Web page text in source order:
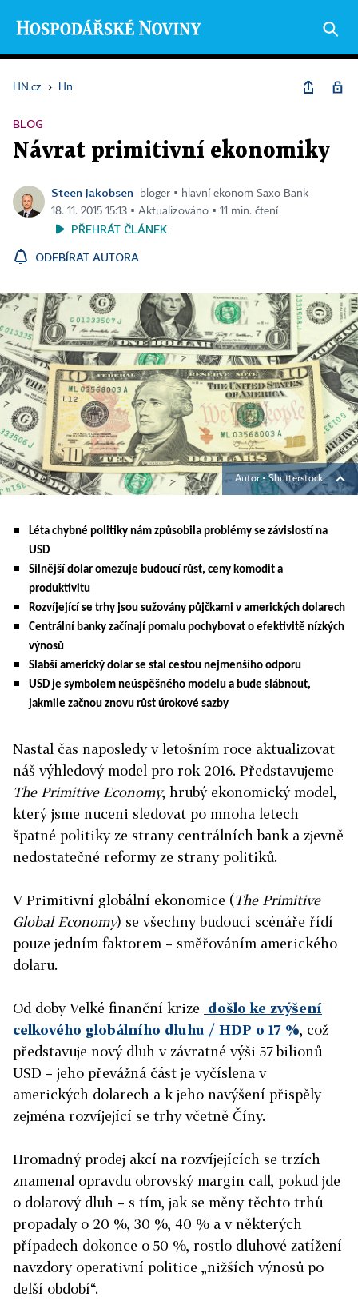
HN.cz › Hn
BLOG
Návrat primitivní ekonomiky
Steen Jakobsen
bloger ▪ hlavní ekonom Saxo Bank
18. 11. 2015 15:13 ▪ Aktualizováno ▪ 11 min. čtení
PŘEHRÁT ČLÁNEK
ODEBÍRAT AUTORA
Autor ▪Shutterstock
Léta chybné politiky nám způsobila problémy se závislostí na
USD
Silnější dolar omezuje budoucí růst, ceny komodit a
produktivitu
Rozvíjející se trhy jsou sužovány půjčkami v amerických dolarech
Centrální banky začínají pomalu pochybovat o efektivitě nízkých
výnosů
Slabší americký dolar se stal cestou nejmenšího odporu
USD je symbolem neúspěšného modelu a bude slábnout,
jakmile začnou znovu růst úrokové sazby
Nastal čas naposledy v letošním roce aktualizovat
náš výhledový model pro rok 2016. Představujeme
The Primitive Economy, hrubý ekonomický model,
který jsme nuceni sledovat po mnoha letech
špatné politiky ze strany centrálních bank a zjevně
nedostatečné reformy ze strany politiků.
V Primitivní globální ekonomice (The Primitive
Global Economy) se všechny budoucí scénáře řídí
pouze jedním faktorem – směřováním amerického
dolaru.
Od doby Velké finanční krize došlo ke zvýšení
celkového globálního dluhu / HDP o 17 %, což
představuje nový dluh v závratné výši 57 bilionů
USD – jeho převážná část je vyčíslena v
amerických dolarech a k jeho navýšení přispěly
zejména rozvíjející se trhy včetně Číny.
Hromadný prodej akcí na rozvíjejících se trzích
znamenal opravdu obrovský margin call, pokud jde
o dolarový dluh – s tím, jak se měny těchto trhů
propadaly o 20 %, 30 %, 40 % a v některých
případech dokonce o 50 %, rostlo dluhové zatížení
navzdory operativní politice „nižších výnosů po
delší období“.